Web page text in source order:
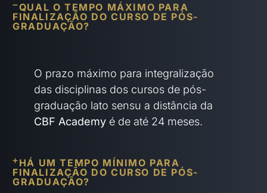
QUAL O TEMPO MÁXIMO PARA
FINALIZAÇÃO DO CURSO DE PÓS-
GRADUAÇÃO?
O prazo máximo para integralização
das disciplinas dos cursos de pós-
graduação lato sensu a distância da
CBF Academy é de até 24 meses.
HÁ UM TEMPO MÍNIMO PARA
FINALIZAÇÃO DO CURSO DE PÓS-
GRADUAÇÃO?